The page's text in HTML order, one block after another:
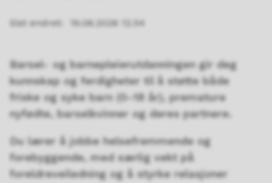
Sist endret 19.06.2026 12.54
Barsel- og barnepleierutdanningen gir deg
kunnskap og ferdigheter til å støtte både
friske og syke barn (0–18 år), premature
nyfødte, barselkvinner og deres partnere.
Du lærer å jobbe helsefremmende og
forebyggende, med særlig vekt på
foreldreveiledning og å styrke relasjoner